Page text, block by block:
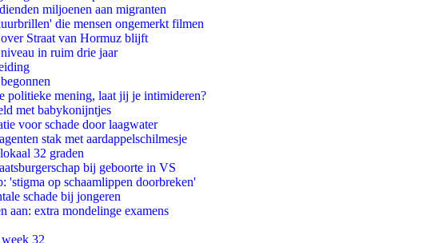
miljoenen aan migranten
die mensen ongemerkt filmen
Straat van Hormuz blijft
in ruim drie jaar
politieke mening, laat jij je intimideren?
met babykonijntjes
voor schade door laagwater
stak met aardappelschilmesje
32 graden
bij geboorte in VS
op schaamlippen doorbreken'
schade bij jongeren
aan: extra mondelinge examens
32